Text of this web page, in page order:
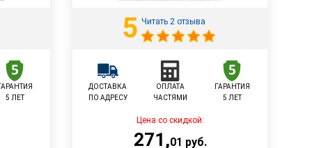
5 ЛЕТ
5 Читать 2 отзыва
ДОСТАВКА
ПО АДРЕСУ
ОПЛАТА
ЧАСТЯМИ
ГАРАНТИЯ
5 ЛЕТ
Цена со скидкой:
271 ,01 руб.